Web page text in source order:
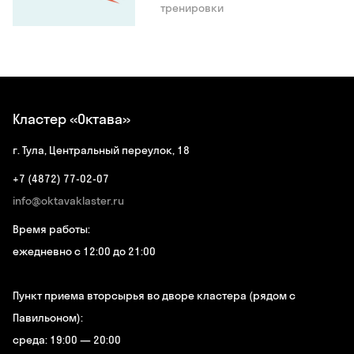
тренировки
Кластер «Октава»
г. Тула, Центральный переулок, 18
+7 (4872) 77-02-07
info@oktavaklaster.ru
Время работы:
ежедневно с 12:00 до 21:00
Пункт приема вторсырья во дворе кластера (рядом с
Павильоном):
среда: 19:00 — 20:00